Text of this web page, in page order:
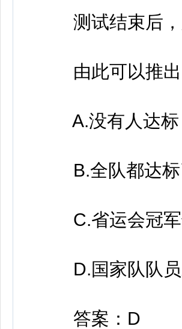
测试结束后，
由此可以推出
A.没有人达标
B.全队都达标
C.省运会冠军
D.国家队队员
答案：D